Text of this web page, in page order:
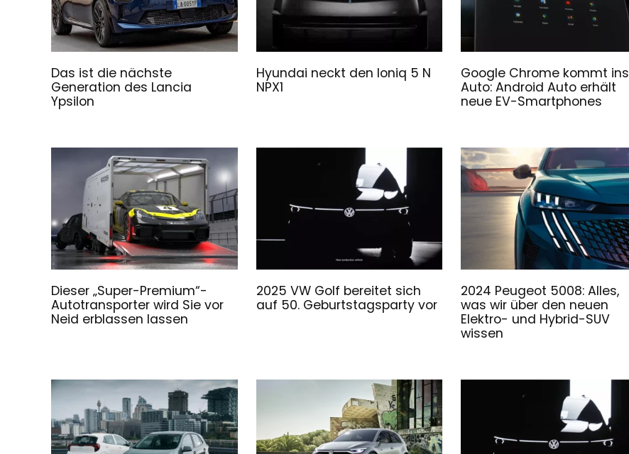
Das ist die nächste
Generation des Lancia
Ypsilon
Hyundai neckt den Ioniq 5 N
NPX1
Google Chrome kommt ins
Auto: Android Auto erhält
neue EV-Smartphones
Dieser „Super-Premium“-
Autotransporter wird Sie vor
Neid erblassen lassen
2025 VW Golf bereitet sich
auf 50. Geburtstagsparty vor
2024 Peugeot 5008: Alles,
was wir über den neuen
Elektro- und Hybrid-SUV
wissen